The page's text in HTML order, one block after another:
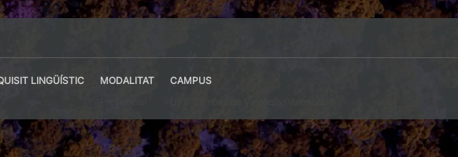
LINGÜÍSTIC
MODALITAT
CAMPUS